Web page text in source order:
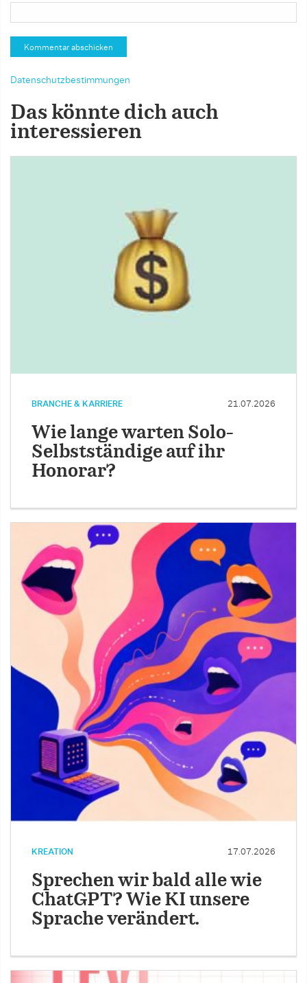
Datenschutzbestimmungen
Das könnte dich auch
interessieren
BRANCHE & KARRIERE 21.07.2026
Wie lange warten Solo-
Selbstständige auf ihr
Honorar?
KREATION 17.07.2026
Sprechen wir bald alle wie
ChatGPT? Wie KI unsere
Sprache verändert.